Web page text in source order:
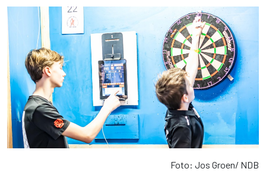
Foto: Jos Groen/ NDB